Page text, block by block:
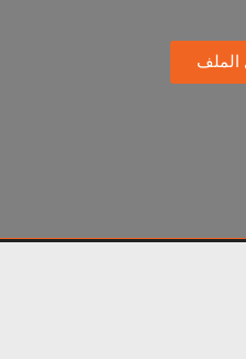
الملف